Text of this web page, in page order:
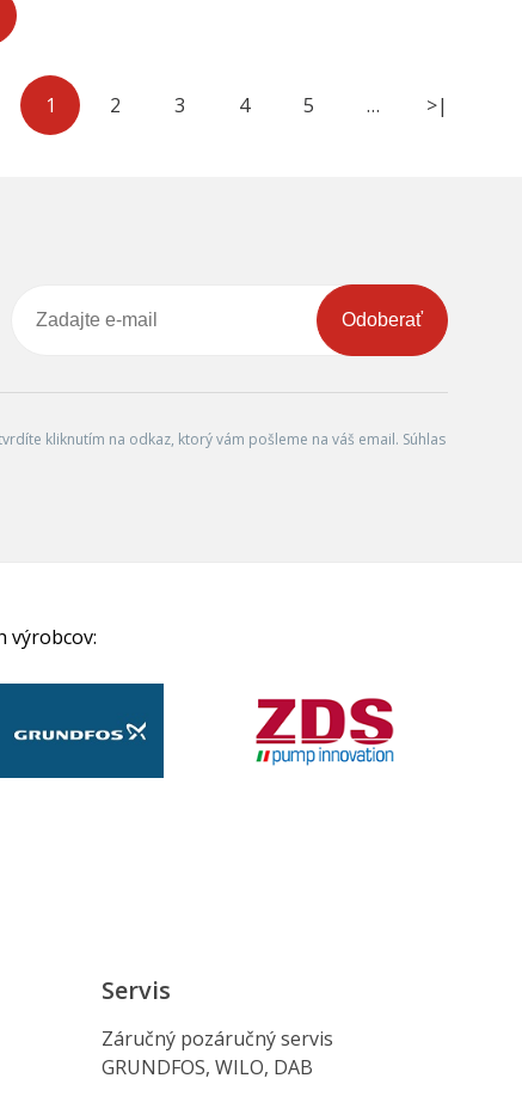
1 2 3 4 5 … >|
Odoberať
kliknutím na odkaz, ktorý vám pošleme na váš email. Súhlas
výrobcov:
Servis
Záručný pozáručný servis
GRUNDFOS, WILO, DAB